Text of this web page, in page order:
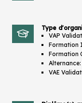
Type
VAP
Formation
Formation
VAE